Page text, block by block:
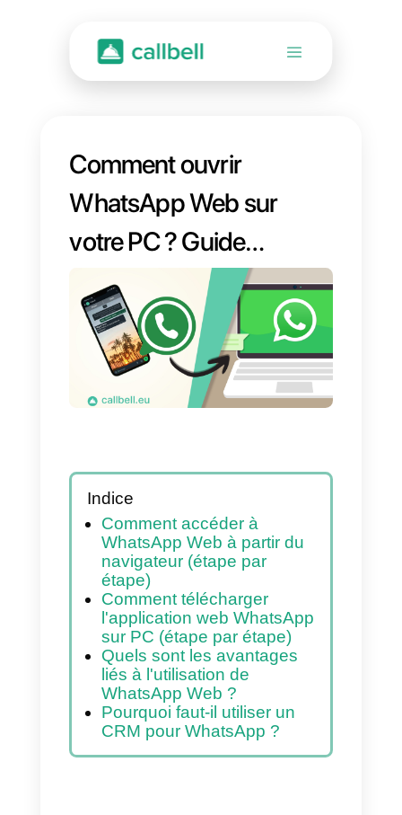
Comment ouvrir
WhatsApp Web sur
votre PC ? Guide
étape par étape
Indice
Comment accéder à
WhatsApp Web à partir du
navigateur (étape par
étape)
Comment télécharger
l'application web WhatsApp